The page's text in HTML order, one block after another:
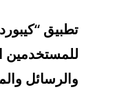
للمستخدمين
والرسائل